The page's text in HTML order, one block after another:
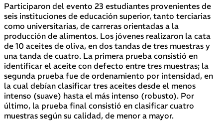
Participaron del evento 23 estudiantes provenientes de
seis instituciones de educación superior, tanto terciarias
como universitarias, de carreras orientadas a la
producción de alimentos. Los jóvenes realizaron la cata
de 10 aceites de oliva, en dos tandas de tres muestras y
una tanda de cuatro. La primera prueba consistió en
identificar el aceite con defecto entre tres muestras; la
segunda prueba fue de ordenamiento por intensidad, en
la cual debían clasificar tres aceites desde el menos
intenso (suave) hasta el más intenso (robusto). Por
último, la prueba final consistió en clasificar cuatro
muestras según su calidad, de menor a mayor.